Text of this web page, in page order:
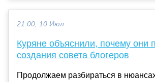
21:00, 10 Июл
Куряне объяснили, почему они
создания совета блогеров
Продолжаем разбираться в